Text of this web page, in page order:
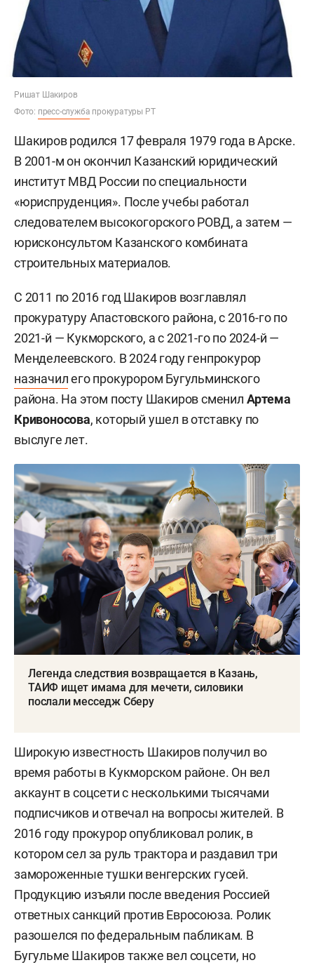
Ришат Шакиров
Фото: пресс-служба прокуратуры РТ
Шакиров родился 17 февраля 1979 года в Арске.
В 2001-м он окончил Казанский юридический
институт МВД России по специальности
«юриспруденция». После учебы работал
следователем высокогорского РОВД, а затем —
юрисконсультом Казанского комбината
строительных материалов.
С 2011 по 2016 год Шакиров возглавлял
прокуратуру Апастовского района, с 2016-го по
2021-й — Кукморского, а с 2021-го по 2024-й —
Менделеевского. В 2024 году генпрокурор
назначилего прокурором Бугульминского
района. На этом посту Шакиров сменил Артема
Кривоносова, который ушел в отставку по
выслуге лет.
Легенда следствия возвращается в Казань,
ТАИФ ищет имама для мечети, силовики
послали месседж Сберу
Широкую известность Шакиров получил во
время работы в Кукморском районе. Он вел
аккаунт в соцсети с несколькими тысячами
подписчиков и отвечал на вопросы жителей. В
2016 году прокурор опубликовал ролик, в
котором сел за руль трактора и раздавил три
замороженные тушки венгерских гусей.
Продукцию изъяли после введения Россией
ответных санкций против Евросоюза. Ролик
разошелся по федеральным пабликам. В
Бугульме Шакиров также вел соцсети, но